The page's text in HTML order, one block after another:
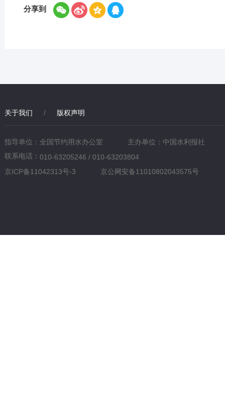
分享到
关于我们 / 版权声明
指导单位：全国节约用水办公室
主办单位：中国水利报社
联系电话： 010-63205246 / 010-63203804
京ICP备11042313号-3
京公网安备11010802043575号